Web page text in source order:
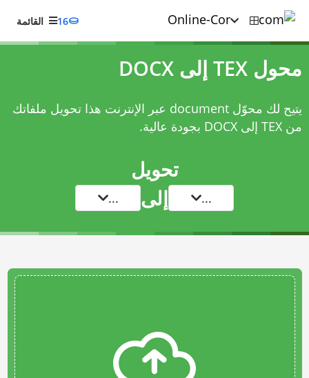
16 القائمة
محول TEX إلى DOCX
يتيح لك محوّل document عبر الإنترنت هذا تحويل ملفاتك
من TEX إلى DOCX بجودة عالية.
تحويل
... إلى ...